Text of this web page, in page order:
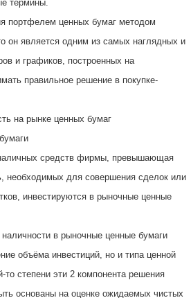
термины.
портфелем ценных бумаг методом
он является одним из самых наглядных и
и графиков, построенных на
правильное решение в покупке-
на рынке ценных бумаг
средств фирмы, превышающая
необходимых для совершения сделок или
инвестируются в рыночные ценные
в рыночные ценные бумаги
объёма инвестиций, но и типа ценной
то степени эти 2 компонента решения
основаны на оценке ожидаемых чистых